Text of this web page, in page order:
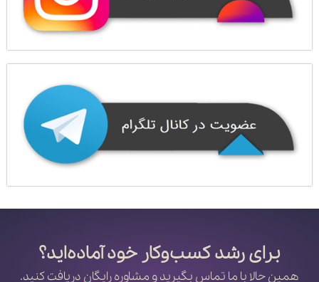
برای رشد کسب‌وکار خود آماده‌اید؟
همین حالا با ما تماس بگیرید و مشاوره رایگان دریافت کنید.